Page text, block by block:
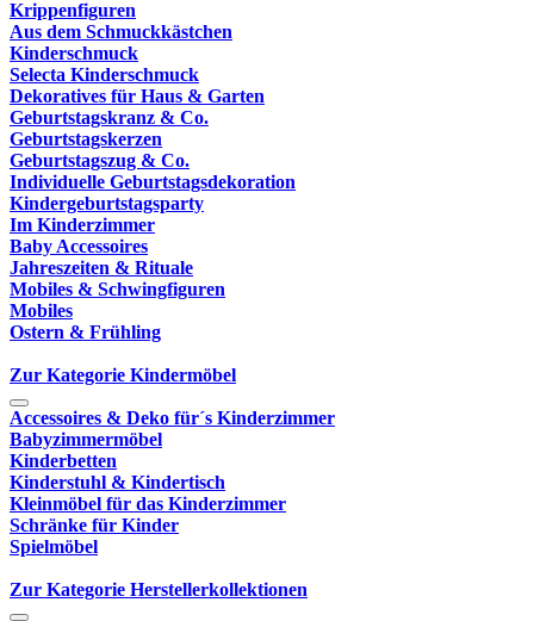
Krippenfiguren
Aus dem Schmuckkästchen
Kinderschmuck
Selecta Kinderschmuck
Dekoratives für Haus & Garten
Geburtstagskranz & Co.
Geburtstagskerzen
Geburtstagszug & Co.
Individuelle Geburtstagsdekoration
Kindergeburtstagsparty
Im Kinderzimmer
Baby Accessoires
Jahreszeiten & Rituale
Mobiles & Schwingfiguren
Mobiles
Ostern & Frühling
Zur Kategorie Kindermöbel
Accessoires & Deko für´s Kinderzimmer
Babyzimmermöbel
Kinderbetten
Kinderstuhl & Kindertisch
Kleinmöbel für das Kinderzimmer
Schränke für Kinder
Spielmöbel
Zur Kategorie Herstellerkollektionen